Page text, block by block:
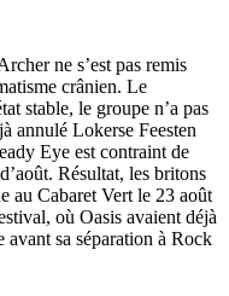
ne s’est pas remis
crânien. Le
stable, le groupe n’a pas
annulé Lokerse Feesten
Eye est contraint de
Résultat, les britons
au Cabaret Vert le 23 août
où Oasis avaient déjà
avant sa séparation à Rock